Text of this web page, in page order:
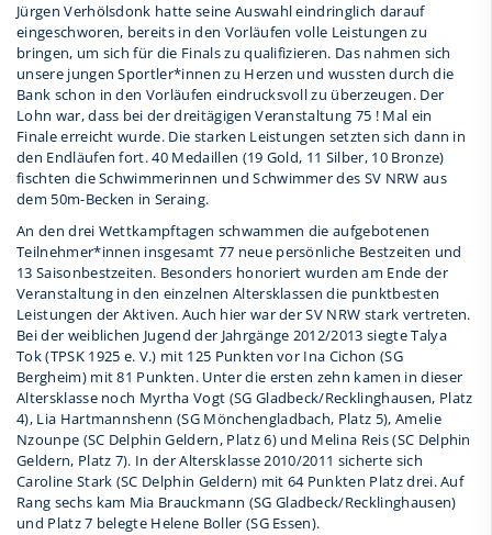
Jürgen Verhölsdonk hatte seine Auswahl eindringlich darauf
eingeschworen, bereits in den Vorläufen volle Leistungen zu
bringen, um sich für die Finals zu qualifizieren. Das nahmen sich
unsere jungen Sportler*innen zu Herzen und wussten durch die
Bank schon in den Vorläufen eindrucksvoll zu überzeugen. Der
Lohn war, dass bei der dreitägigen Veranstaltung 75 ! Mal ein
Finale erreicht wurde. Die starken Leistungen setzten sich dann in
den Endläufen fort. 40 Medaillen (19 Gold, 11 Silber, 10 Bronze)
fischten die Schwimmerinnen und Schwimmer des SV NRW aus
dem 50m-Becken in Seraing.
An den drei Wettkampftagen schwammen die aufgebotenen
Teilnehmer*innen insgesamt 77 neue persönliche Bestzeiten und
13 Saisonbestzeiten. Besonders honoriert wurden am Ende der
Veranstaltung in den einzelnen Altersklassen die punktbesten
Leistungen der Aktiven. Auch hier war der SV NRW stark vertreten.
Bei der weiblichen Jugend der Jahrgänge 2012/2013 siegte Talya
Tok (TPSK 1925 e. V.) mit 125 Punkten vor Ina Cichon (SG
Bergheim) mit 81 Punkten. Unter die ersten zehn kamen in dieser
Altersklasse noch Myrtha Vogt (SG Gladbeck/Recklinghausen, Platz
4), Lia Hartmannshenn (SG Mönchengladbach, Platz 5), Amelie
Nzounpe (SC Delphin Geldern, Platz 6) und Melina Reis (SC Delphin
Geldern, Platz 7). In der Altersklasse 2010/2011 sicherte sich
Caroline Stark (SC Delphin Geldern) mit 64 Punkten Platz drei. Auf
Rang sechs kam Mia Brauckmann (SG Gladbeck/Recklinghausen)
und Platz 7 belegte Helene Boller (SG Essen).